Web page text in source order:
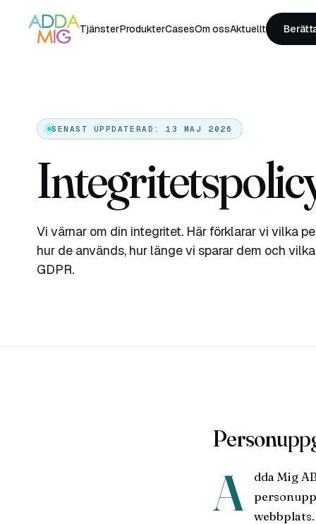
TjänsterProdukterCasesOm ossAktuellt
SENAST UPPDATERAD: 13 MAJ 2026
Vi värnar om din integritet. Här förklarar vi vilka
hur de används, hur länge vi sparar dem och
GDPR.
A
dda Mig